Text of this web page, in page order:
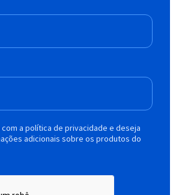
a política de privacidade e deseja
adicionais sobre os produtos do